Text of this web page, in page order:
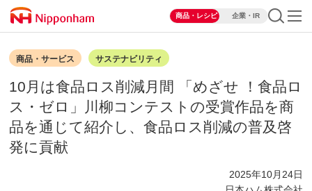
商品・レシピ 企業・IR
商品・サービス サステナビリティ
10月は食品ロス削減月間 「めざせ ！食品ロ
ス・ゼロ」川柳コンテストの受賞作品を商
品を通じて紹介し、食品ロス削減の普及啓
発に貢献
2025年10月24日